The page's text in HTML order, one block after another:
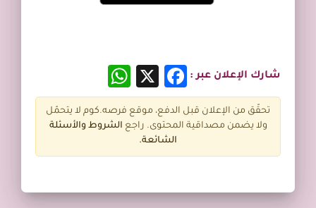
شارك الإعلان عبر : Facebook
X
WhatsApp
تحقّق من الإعلان قبل الدفع، موقع فرصه.كوم لا يتحمّل
ولا يضمن مصداقية المحتوى. راجع الشروط والأسئلة
الشائعة.